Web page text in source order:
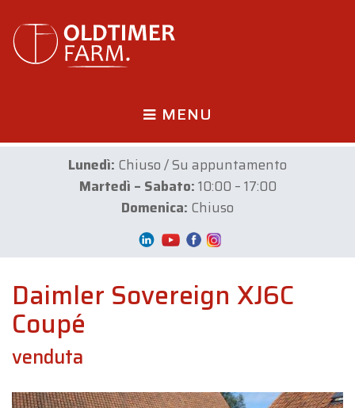
MENU
Lunedì: Chiuso / Su appuntamento
Martedì – Sabato:10:00 – 17:00
Domenica: Chiuso
Daimler Sovereign XJ6C
Coupé
venduta